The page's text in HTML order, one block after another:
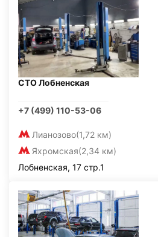
СТО Лобненская
+7 (499) 110-53-06
Лианозово(1,72 км)
Яхромская(2,34 км)
Лобненская, 17 стр.1